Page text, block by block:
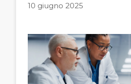
10 giugno 2025